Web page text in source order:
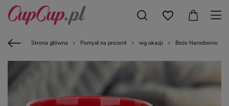
Strona główna Pomysł na prezent wg okazji Boże Narodzenie